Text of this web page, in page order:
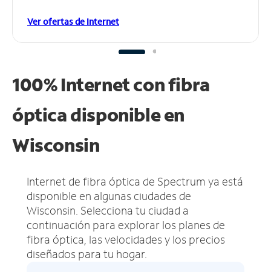
Ver ofertas de Internet
100% Internet con fibra
óptica disponible en
Wisconsin
Internet de fibra óptica de Spectrum ya está
disponible en algunas ciudades de
Wisconsin. Selecciona tu ciudad a
continuación para explorar los planes de
fibra óptica, las velocidades y los precios
diseñados para tu hogar.